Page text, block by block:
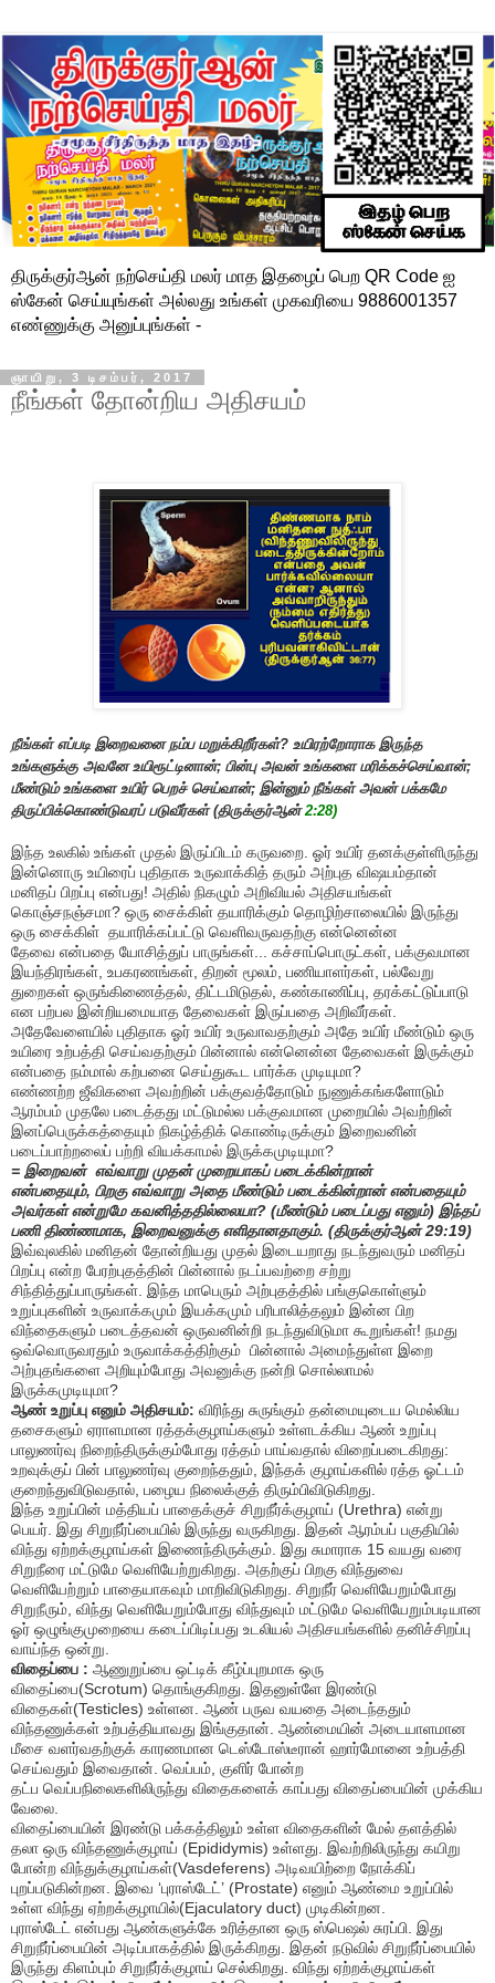
திருக்குர்ஆன் நற்செய்தி மலர் மாத இதழைப் பெற QR Code ஐ
ஸ்கேன் செய்யுங்கள் அல்லது உங்கள் முகவரியை 9886001357
எண்ணுக்கு அனுப்புங்கள் -
ஞாயிறு, 3 டிசம்பர், 2017
நீங்கள் தோன்றிய அதிசயம்
நீங்கள் எப்படி இறைவனை நம்ப மறுக்கிறீர்கள்? உயிரற்றோராக இருந்த
உங்களுக்கு அவனே உயிரூட்டினான்; பின்பு அவன் உங்களை மரிக்கச்செய்வான்;
மீண்டும் உங்களை உயிர் பெறச் செய்வான்; இன்னும் நீங்கள் அவன் பக்கமே
திருப்பிக்கொண்டுவரப் படுவீர்கள் (திருக்குர்ஆன்2:28)
இந்த உலகில் உங்கள் முதல் இருப்பிடம் கருவறை. ஓர் உயிர் தனக்குள்ளிருந்து
இன்னொரு உயிரைப் புதிதாக உருவாக்கித் தரும் அற்புத விஷயம்தான்
மனிதப் பிறப்பு என்பது! அதில் நிகழும் அறிவியல் அதிசயங்கள்
கொஞ்சநஞ்சமா? ஒரு சைக்கிள் தயாரிக்கும் தொழிற்சாலையில் இருந்து
ஒரு சைக்கிள் தயாரிக்கப்பட்டு வெளிவருவதற்கு என்னென்ன
தேவை என்பதை யோசித்துப் பாருங்கள்... கச்சாப்பொருட்கள், பக்குவமான
இயந்திரங்கள், உபகரணங்கள், திறன் மூலம், பணியாளர்கள், பல்வேறு
துறைகள் ஒருங்கிணைத்தல், திட்டமிடுதல், கண்காணிப்பு, தரக்கட்டுப்பாடு
என பற்பல இன்றியமையாத தேவைகள் இருப்பதை அறிவீர்கள்.
அதேவேளையில் புதிதாக ஓர் உயிர் உருவாவதற்கும் அதே உயிர் மீண்டும் ஒரு
உயிரை உற்பத்தி செய்வதற்கும் பின்னால் என்னென்ன தேவைகள் இருக்கும்
என்பதை நம்மால் கற்பனை செய்துகூட பார்க்க முடியுமா?
எண்ணற்ற ஜீவிகளை அவற்றின் பக்குவத்தோடும் நுணுக்கங்களோடும்
ஆரம்பம் முதலே படைத்தது மட்டுமல்ல பக்குவமான முறையில் அவற்றின்
இனப்பெருக்கத்தையும் நிகழ்த்திக் கொண்டிருக்கும் இறைவனின்
படைப்பாற்றலைப் பற்றி வியக்காமல் இருக்கமுடியுமா?
= இறைவன் எவ்வாறு முதன் முறையாகப் படைக்கின்றான்
என்பதையும், பிறகு எவ்வாறு அதை மீண்டும் படைக்கின்றான் என்பதையும்
அவர்கள் என்றுமே கவனித்ததில்லையா? (மீண்டும் படைப்பது எனும்) இந்தப்
பணி திண்ணமாக, இறைவனுக்கு எளிதானதாகும். (திருக்குர்ஆன்29:19)
இவ்வுலகில் மனிதன் தோன்றியது முதல் இடையறாது நடந்துவரும் மனிதப்
பிறப்பு என்ற பேரற்புதத்தின் பின்னால் நடப்பவற்றை சற்று
சிந்தித்துப்பாருங்கள். இந்த மாபெரும் அற்புதத்தில் பங்குகொள்ளும்
உறுப்புகளின் உருவாக்கமும் இயக்கமும் பரிபாலித்தலும் இன்ன பிற
விந்தைகளும் படைத்தவன் ஒருவனின்றி நடந்துவிடுமா கூறுங்கள்! நமது
ஒவ்வொருவரதும் உருவாக்கத்திற்கும் பின்னால் அமைந்துள்ள இறை
அற்புதங்களை அறியும்போது அவனுக்கு நன்றி சொல்லாமல்
இருக்கமுடியுமா?
ஆண் உறுப்பு எனும் அதிசயம்: விரிந்து சுருங்கும் தன்மையுடைய மெல்லிய
தசைகளும் ஏராளமான ரத்தக்குழாய்களும் உள்ளடக்கிய ஆண் உறுப்பு
பாலுணர்வு நிறைந்திருக்கும்போது ரத்தம் பாய்வதால் விறைப்படைகிறது:
உறவுக்குப் பின் பாலுணர்வு குறைந்ததும், இந்தக் குழாய்களில் ரத்த ஓட்டம்
குறைந்துவிடுவதால், பழைய நிலைக்குத் திரும்பிவிடுகிறது.
இந்த உறுப்பின் மத்தியப் பாதைக்குச் சிறுநீர்க்குழாய் (Urethra) என்று
பெயர். இது சிறுநீர்ப்பையில் இருந்து வருகிறது. இதன் ஆரம்பப் பகுதியில்
விந்து ஏற்றக்குழாய்கள் இணைந்திருக்கும். இது சுமாராக 15 வயது வரை
சிறுநீரை மட்டுமே வெளியேற்றுகிறது. அதற்குப் பிறகு விந்துவை
வெளியேற்றும் பாதையாகவும் மாறிவிடுகிறது. சிறுநீர் வெளியேறும்போது
சிறுநீரும், விந்து வெளியேறும்போது விந்துவும் மட்டுமே வெளியேறும்படியான
ஓர் ஒழுங்குமுறையை கடைப்பிடிப்பது உடலியல் அதிசயங்களில் தனிச்சிறப்பு
வாய்ந்த ஒன்று.
விதைப்பை : ஆணுறுப்பை ஒட்டிக் கீழ்ப்புறமாக ஒரு
விதைப்பை(Scrotum) தொங்குகிறது. இதனுள்ளே இரண்டு
விதைகள்(Testicles) உள்ளன. ஆண் பருவ வயதை அடைந்ததும்
விந்தணுக்கள் உற்பத்தியாவது இங்குதான். ஆண்மையின் அடையாளமான
மீசை வளர்வதற்குக் காரணமான டெஸ்டோஸ்டீரான் ஹார்மோனை உற்பத்தி
செய்வதும் இவைதான். வெப்பம், குளிர் போன்ற
தட்ப வெப்பநிலைகளிலிருந்து விதைகளைக் காப்பது விதைப்பையின் முக்கிய
வேலை.
விதைப்பையின் இரண்டு பக்கத்திலும் உள்ள விதைகளின் மேல் தளத்தில்
தலா ஒரு விந்தணுக்குழாய் (Epididymis) உள்ளது. இவற்றிலிருந்து கயிறு
போன்ற விந்துக்குழாய்கள்(Vasdeferens) அடிவயிற்றை நோக்கிப்
புறப்படுகின்றன. இவை ‘புராஸ்டேட்’ (Prostate) எனும் ஆண்மை உறுப்பில்
உள்ள விந்து ஏற்றக்குழாயில்(Ejaculatory duct) முடிகின்றன.
புராஸ்டேட் என்பது ஆண்களுக்கே உரித்தான ஒரு ஸ்பெஷல் சுரப்பி. இது
சிறுநீர்ப்பையின் அடிப்பாகத்தில் இருக்கிறது. இதன் நடுவில் சிறுநீர்ப்பையில்
இருந்து கிளம்பும் சிறுநீர்க்குழாய் செல்கிறது. விந்து ஏற்றக்குழாய்கள்